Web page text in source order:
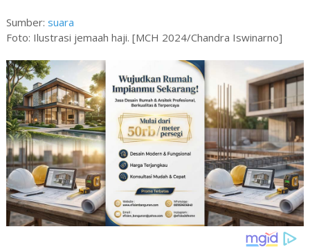
Sumber: suara
Foto: Ilustrasi jemaah haji. [MCH 2024/Chandra Iswinarno]